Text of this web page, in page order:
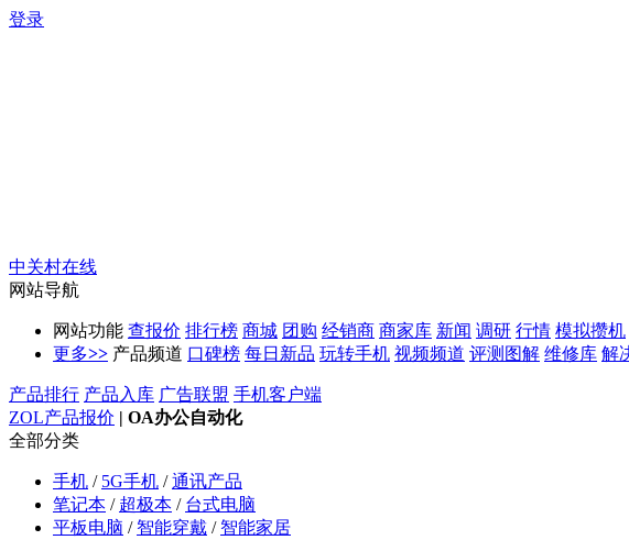
登录
中关村在线
网站导航
网站功能 查报价 排行榜 商城 团购 经销商 商家库 新闻 调研 行情 模拟攒机
更多>> 产品频道 口碑榜 每日新品 玩转手机 视频频道 评测图解 维修库 解
产品排行 产品入库 广告联盟 手机客户端
ZOL产品报价 | OA办公自动化
全部分类
手机 / 5G手机 /通讯产品
笔记本 / 超极本 / 台式电脑
平板电脑 / 智能穿戴 / 智能家居